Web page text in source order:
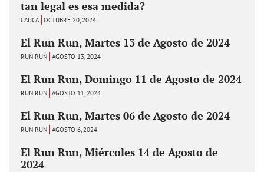
tan legal es esa medida?
CAUCA OCTUBRE 20, 2024
El Run Run, Martes 13 de Agosto de 2024
RUN RUN AGOSTO 13, 2024
El Run Run, Domingo 11 de Agosto de 2024
RUN RUN AGOSTO 11, 2024
El Run Run, Martes 06 de Agosto de 2024
RUN RUN AGOSTO 6, 2024
El Run Run, Miércoles 14 de Agosto de
2024